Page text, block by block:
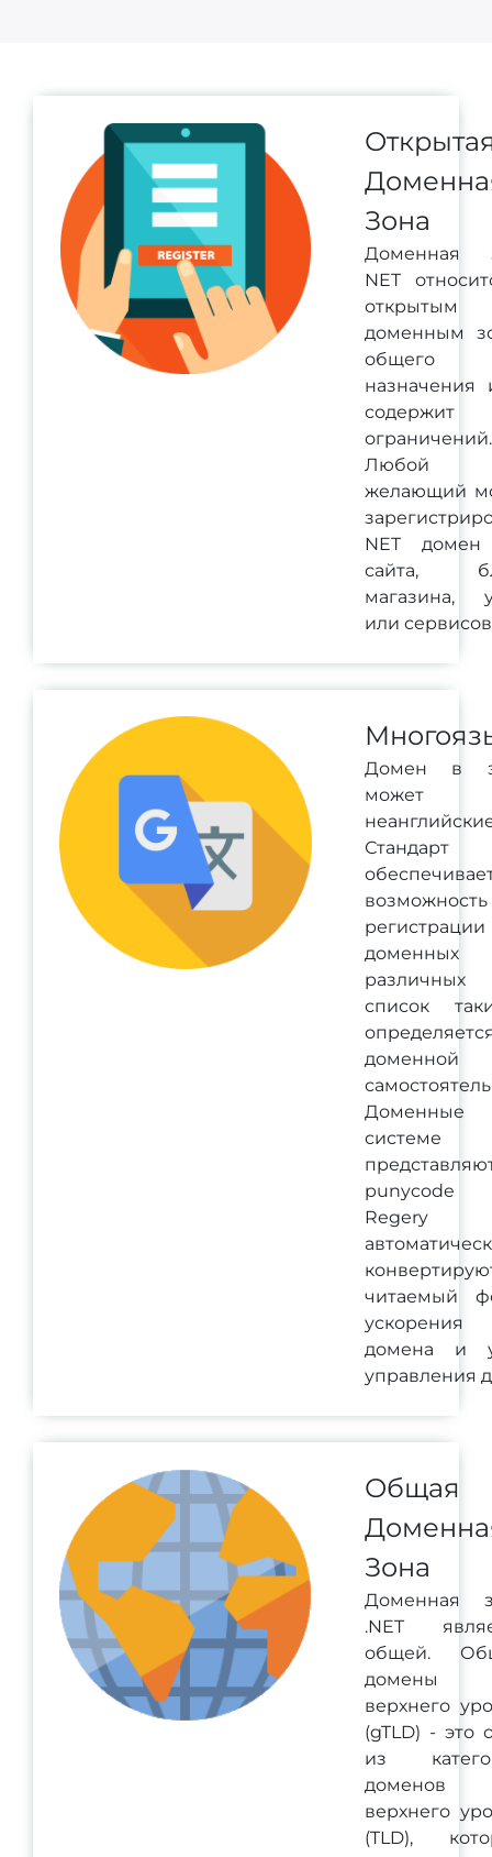
Зона
Доменная
NET
открытым
доменным
общего
назначения
содержит
ограничений.
Любой
желающий
NET домен
сайта,
магазина,
или
Домен в
может
возможность
список
доменной
punycode
Regery
читаемый
домена и
управления
Общая
Зона
Доменная
.NET
общей.
домены
верхнего
(gTLD) - это
из
доменов
верхнего
(TLD),